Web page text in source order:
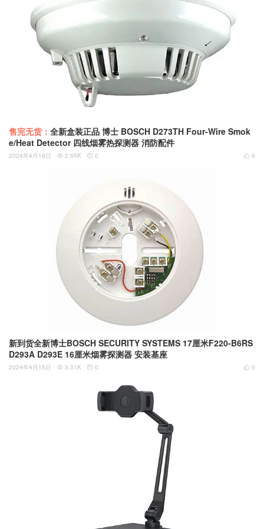
售完无货： 全新盒装正品 博士 BOSCH D273TH Four-Wire Smok
e/Heat Detector 四线烟雾热探测器 消防配件
 0
2024年4月18日  2.65K  0
新到货全新博士BOSCH SECURITY SYSTEMS 17厘米F220-B6RS
D293A D293E 16厘米烟雾探测器 安装基座
 0
2024年4月15日  3.31K  0